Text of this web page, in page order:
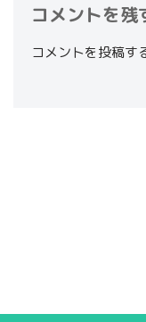
コメントを残
コメントを投稿す